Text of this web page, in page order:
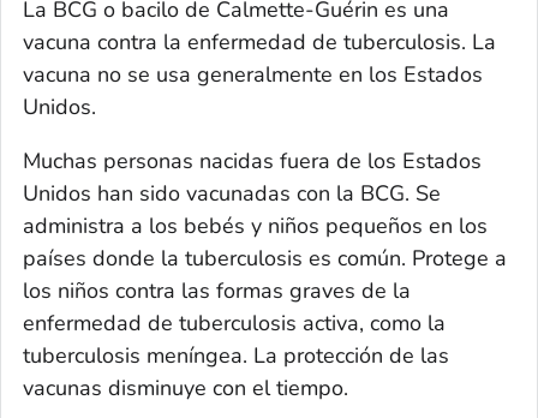
La BCG o bacilo de Calmette-Guérin es una
vacuna contra la enfermedad de tuberculosis. La
vacuna no se usa generalmente en los Estados
Unidos.
Muchas personas nacidas fuera de los Estados
Unidos han sido vacunadas con la BCG. Se
administra a los bebés y niños pequeños en los
países donde la tuberculosis es común. Protege a
los niños contra las formas graves de la
enfermedad de tuberculosis activa, como la
tuberculosis meníngea. La protección de las
vacunas disminuye con el tiempo.